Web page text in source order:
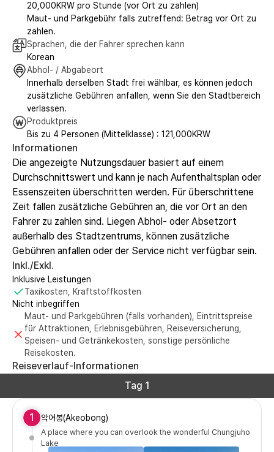
20,000KRW pro Stunde (vor Ort zu zahlen)
Maut- und Parkgebühr falls zutreffend: Betrag vor Ort zu
zahlen.
Sprachen, die der Fahrer sprechen kann
Korean
Abhol- / Abgabeort
Innerhalb derselben Stadt frei wählbar, es können jedoch
zusätzliche Gebühren anfallen, wenn Sie den Stadtbereich
verlassen.
Produktpreis
Bis zu 4 Personen (Mittelklasse) : 121,000KRW
Informationen
Die angezeigte Nutzungsdauer basiert auf einem
Durchschnittswert und kann je nach Aufenthaltsplan oder
Essenszeiten überschritten werden. Für überschrittene
Zeit fallen zusätzliche Gebühren an, die vor Ort an den
Fahrer zu zahlen sind. Liegen Abhol- oder Absetzort
außerhalb des Stadtzentrums, können zusätzliche
Gebühren anfallen oder der Service nicht verfügbar sein.
Inkl./Exkl.
Inklusive Leistungen
Taxikosten, Kraftstoffkosten
Nicht inbegriffen
Maut- und Parkgebühren (falls vorhanden), Eintrittspreise
für Attraktionen, Erlebnisgebühren, Reiseversicherung,
Speisen- und Getränkekosten, sonstige persönliche
Reisekosten.
Reiseverlauf-Informationen
Tag 1
1 악어봉(Akeobong)
A place where you can overlook the wonderful Chungjuho
Lake